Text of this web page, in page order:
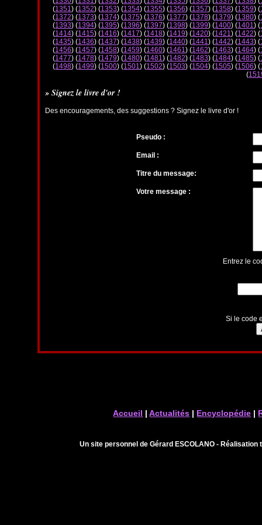
(1351) (1352) (1353) (1354) (1355) (1356) (1357) (1358) (1359) (
(1372) (1373) (1374) (1375) (1376) (1377) (1378) (1379) (1380) (
(1393) (1394) (1395) (1396) (1397) (1398) (1399) (1400) (1401) (
(1414) (1415) (1416) (1417) (1418) (1419) (1420) (1421) (1422) (
(1435) (1436) (1437) (1438) (1439) (1440) (1441) (1442) (1443) (
(1456) (1457) (1458) (1459) (1460) (1461) (1462) (1463) (1464) (
(1477) (1478) (1479) (1480) (1481) (1482) (1483) (1484) (1485) (
(1498) (1499) (1500) (1501) (1502) (1503) (1504) (1505) (1506) (
(
» Signez le livre d'or !
Des encouragements, des suggestions ? Signez le livre d'or !
Pseudo :
Email :
Titre du message:
Votre message :
Entrez le
Si le code
Accueil |Actualités | Encyclopédie |
Un site personnel de Gérard ESCOLANO -